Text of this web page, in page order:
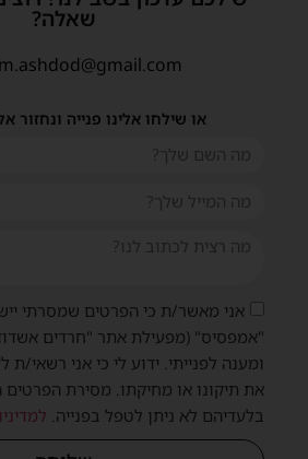
שאלה?
או שילחו אלינו פנייה ונחזור
אני מאשר/ת כי הפרטים שמסרתי
"אמפסיס" (מפעילת אתר "חרדים
ומענה לפנייתי. ידוע לי כי אני רשאי/ת
את תיקונו או מחיקתו. מסירת הפרטים
בלעדיהם לא ניתן לטפל בפנייה.